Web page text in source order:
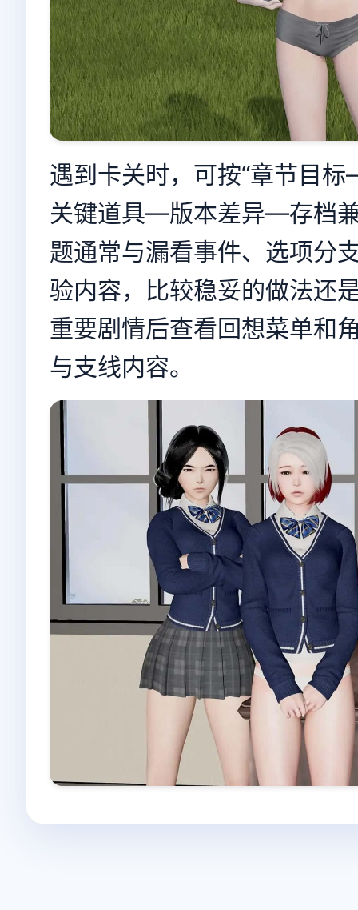
遇到卡关时，可按“章节目
关键道具—版本差异—存档
题通常与漏看事件、选项分
验内容，比较稳妥的做法还
重要剧情后查看回想菜单和
与支线内容。